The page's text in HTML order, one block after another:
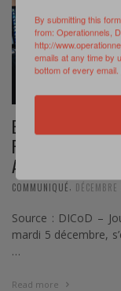
BA701 : UNE
PAR LE CENTRE
AÉROSPATIALE
COMMUNIQUÉ
Source : DICoD –
mardi 5 décembre,
…
Read more
By submitting this
from: Operationnels,
http://
emails at any time by
bottom of every email.